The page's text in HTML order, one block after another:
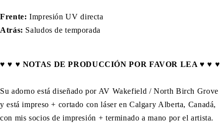
Frente: Impresión UV directa
Atrás: Saludos de temporada
♥ ♥ ♥ NOTAS DE PRODUCCIÓN POR FAVOR LEA ♥ ♥ ♥
Su adorno está diseñado por AV Wakefield / North Birch Grove
y está impreso + cortado con láser en Calgary Alberta, Canadá,
con mis socios de impresión + terminado a mano por el artista.